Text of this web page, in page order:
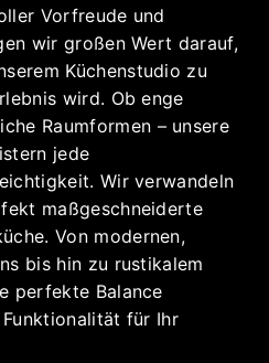
Vorfreude und
wir großen Wert darauf,
Küchenstudio zu
wird. Ob enge
Raumformen – unsere
jede
Wir verwandeln
maßgeschneiderte
Von modernen,
bis hin zu rustikalem
perfekte Balance
für Ihr